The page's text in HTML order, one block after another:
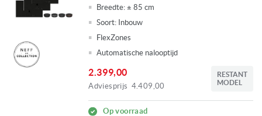
Breedte: ± 85 cm
Soort: Inbouw
FlexZones
Automatische nalooptijd
2.399,00
Adviesprijs 4.409,00
RESTANT
MODEL
Op voorraad